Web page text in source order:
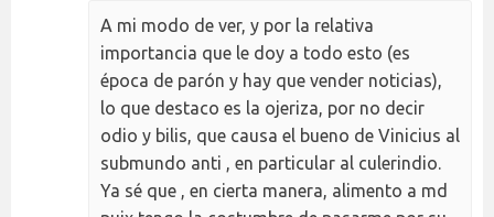
A mi modo de ver, y por la relativa
importancia que le doy a todo esto (es
época de parón y hay que vender noticias),
lo que destaco es la ojeriza, por no decir
odio y bilis, que causa el bueno de Vinicius al
submundo anti , en particular al culerindio.
Ya sé que , en cierta manera, alimento a md